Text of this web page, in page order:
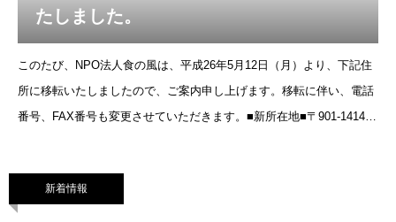
たしました。
このたび、NPO法人食の風は、平成26年5月12日（月）より、下記住
所に移転いたしましたので、ご案内申し上げます。移転に伴い、電話
番号、FAX番号も変更させていただきます。■新所在地■〒901-1414
新着情報